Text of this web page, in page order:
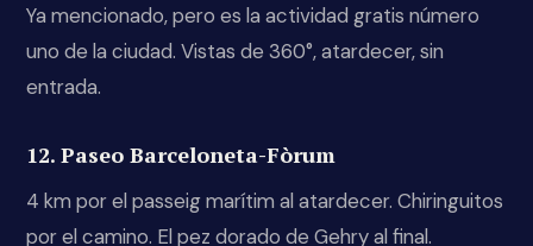
Ya mencionado, pero es la actividad gratis número
uno de la ciudad. Vistas de 360°, atardecer, sin
entrada.
12. Paseo Barceloneta-Fòrum
4 km por el passeig marítim al atardecer. Chiringuitos
por el camino. El pez dorado de Gehry al final.